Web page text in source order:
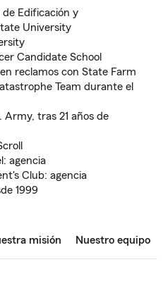
de Edificación y
University
Candidate School
reclamos con State Farm
Team durante el
Army, tras 21 años de
agencia
Club: agencia
1999
misión Nuestro equipo